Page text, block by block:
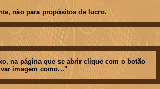
não para propósitos de lucro.
na página que se abrir clique com o botão
imagem como..."